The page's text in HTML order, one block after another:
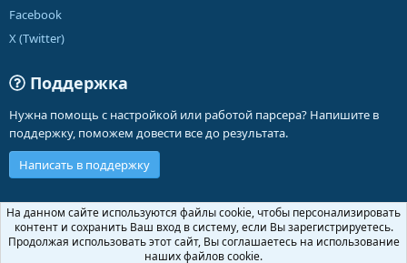
Facebook
X (Twitter)
Поддержка
Нужна помощь с настройкой или работой парсера? Напишите в
поддержку, поможем довести все до результата.
Написать в поддержку
Russian (RU)
Обратная связь
Условия и правила
Политика конфиденциальности
Помощь
На данном сайте используются файлы cookie, чтобы персонализировать
контент и сохранить Ваш вход в систему, если Вы зарегистрируетесь.
Продолжая использовать этот сайт, Вы соглашаетесь на использование
наших файлов cookie.